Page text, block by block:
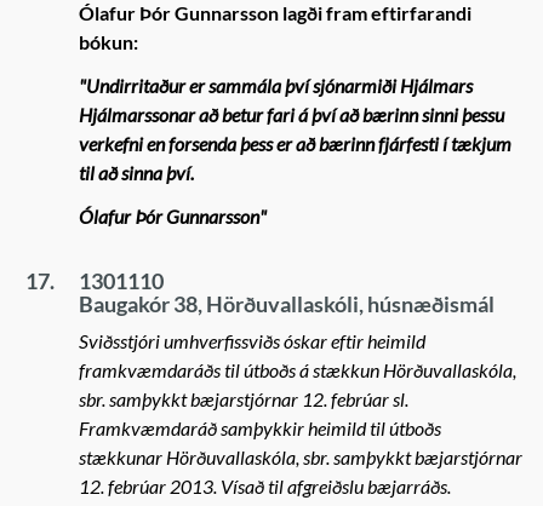
Ólafur Þór Gunnarsson lagði fram eftirfarandi
bókun:
"Undirritaður er sammála því sjónarmiði Hjálmars
Hjálmarssonar að betur fari á því að bærinn sinni þessu
verkefni en forsenda þess er að bærinn fjárfesti í tækjum
til að sinna því.
Ólafur Þór Gunnarsson"
17.
1301110
Baugakór 38, Hörðuvallaskóli, húsnæðismál
Sviðsstjóri umhverfissviðs óskar eftir heimild
framkvæmdaráðs til útboðs á stækkun Hörðuvallaskóla,
sbr. samþykkt bæjarstjórnar 12. febrúar sl.
Framkvæmdaráð samþykkir heimild til útboðs
stækkunar Hörðuvallaskóla, sbr. samþykkt bæjarstjórnar
12. febrúar 2013. Vísað til afgreiðslu bæjarráðs.